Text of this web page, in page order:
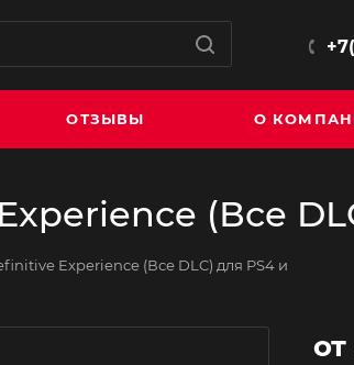
ОТЗЫВЫ О
(Все
Experience (Все DLC) для PS4 и
от